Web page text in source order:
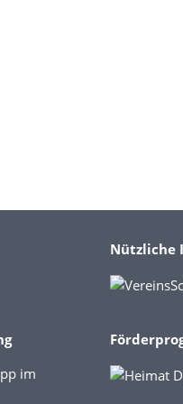
Nützliche